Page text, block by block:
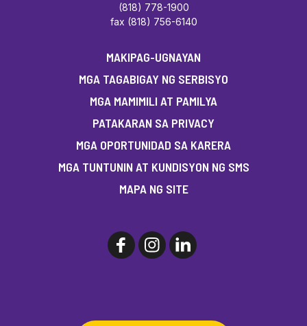
(818) 778-1900
fax (818) 756-6140
MAKIPAG-UGNAYAN
MGA TAGABIGAY NG SERBISYO
MGA MAMIMILI AT PAMILYA
PATAKARAN SA PRIVACY
MGA OPORTUNIDAD SA KARERA
MGA TUNTUNIN AT KUNDISYON NG SMS
MAPA NG SITE